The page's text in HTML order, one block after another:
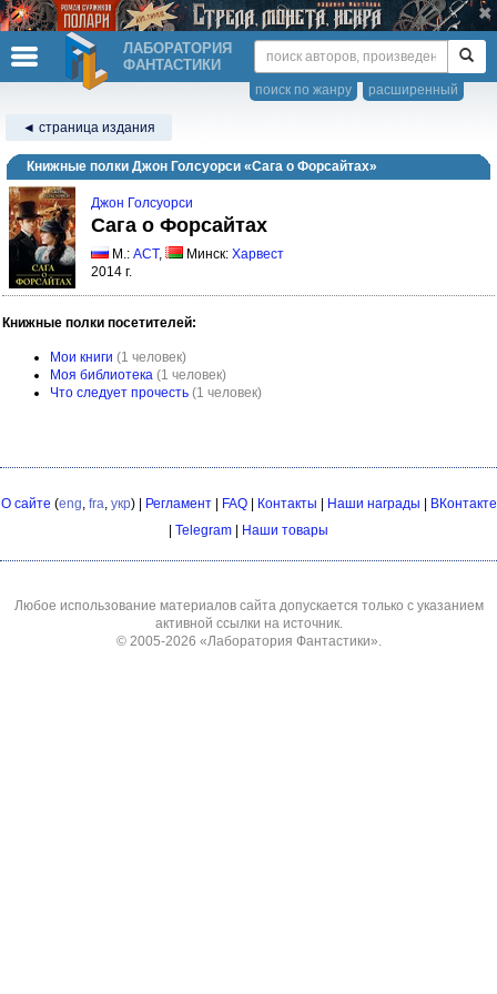
ЛАБОРАТОРИЯ
ФАНТАСТИКИ
расширенный
поиск по жанру
◄ страница издания
Книжные полки Джон Голсуорси «Сага о Форсайтах»
Джон Голсуорси
Сага о Форсайтах
М.: АСТ, Минск: Харвест
2014 г.
Книжные полки посетителей:
Мои книги (1 человек)
Моя библиотека (1 человек)
Что следует прочесть (1 человек)
О сайте (eng, fra, укр) | Регламент| FAQ| Контакты Наши награды
ВКонтакте
Telegram Наши товары
Любое использование материалов сайта допускается только с указанием
активной ссылки на источник.
© 2005-2026 «Лаборатория Фантастики».